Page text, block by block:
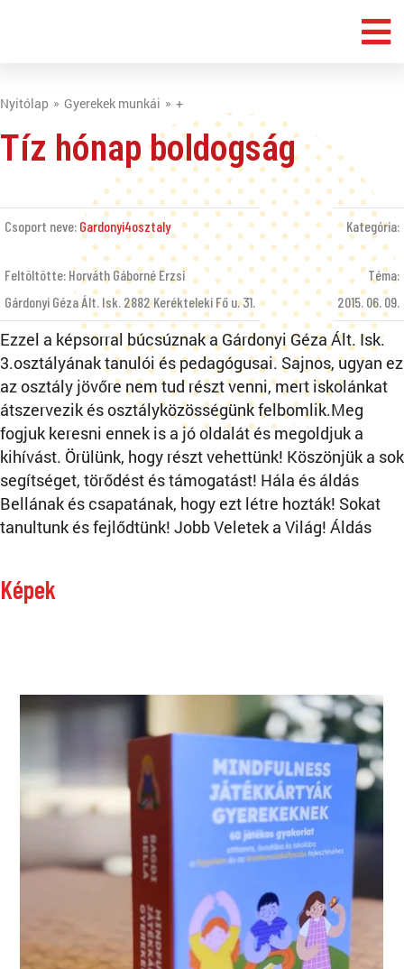
Nyitólap Gyerekek munkái +
Tíz hónap boldogság
Csoport neve: Gardonyi4osztaly
Feltöltötte: Horváth Gáborné Erzsi
Gárdonyi Géza Ált. Isk. 2882 Kerékteleki Fő u. 31.
Kategória:
Téma:
2015. 06. 09.
Ezzel a képsorral búcsúznak a Gárdonyi Géza Ált. Isk.
3.osztályának tanulói és pedagógusai. Sajnos, ugyan ez
az osztály jövőre nem tud részt venni, mert iskolánkat
átszervezik és osztályközösségünk felbomlik.Meg
fogjuk keresni ennek is a jó oldalát és megoldjuk a
kihívást. Örülünk, hogy részt vehettünk! Köszönjük a sok
segítséget, törődést és támogatást! Hála és áldás
Bellának és csapatának, hogy ezt létre hozták! Sokat
tanultunk és fejlődtünk! Jobb Veletek a Világ! Áldás
Képek